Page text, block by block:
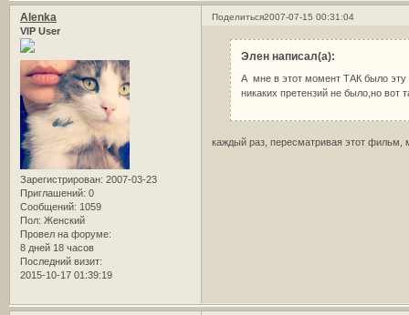
Поделиться2007-07-15 00:31:04
Alenka
VIP User
Зарегистрирован: 2007-03-23
Приглашений: 0
Сообщений: 1059
Пол: Женский
Провел на форуме:
8 дней 18 часов
Последний визит:
2015-10-17 01:39:19
Элен написал(а):
А мне в этот момент ТАК было эту
никаких претензий не было,но вот
каждый раз, пересматривая этот